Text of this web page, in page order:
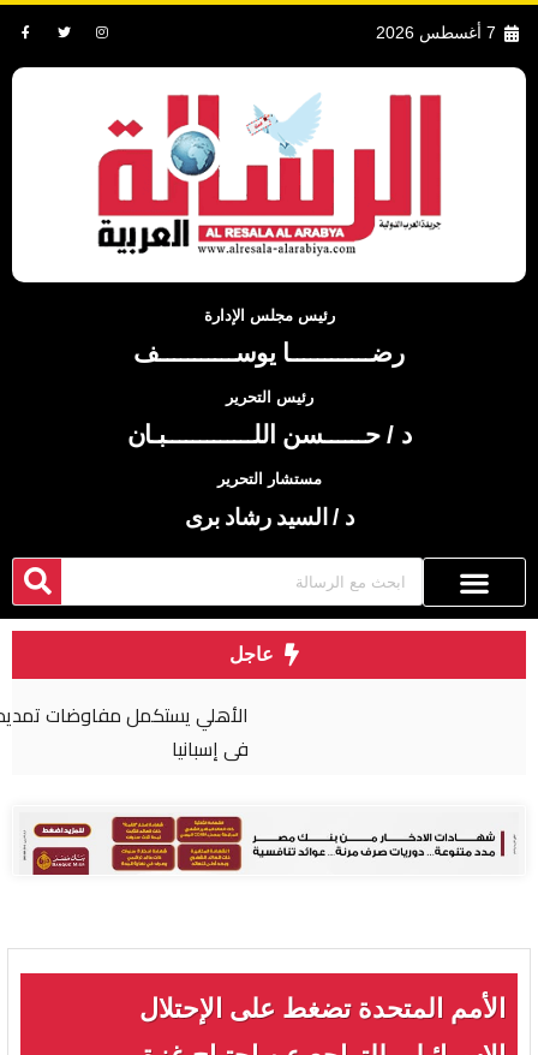
7 أغسطس 2026
رئيس مجلس الإدارة
رضــــــــــــا يوســـــــــــف
رئيس التحرير
د / حــــــسن اللـــــــــــــبـان
مستشار التحرير
د / السيد رشاد برى
عاجل
الأهلي يستكمل مفاوضات تمديد عقود رباعي الفريق
الأمم المتحدة تضغط على الإحتلال